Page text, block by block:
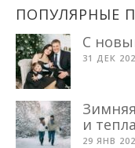
ПОПУЛЯРНЫЕ
С
31 ДЕК
и тепла
29 ЯНВ